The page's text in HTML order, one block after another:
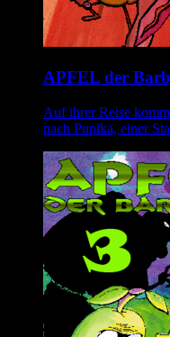
APFEL der
Auf ihrer Reise
nach Pupika, einer